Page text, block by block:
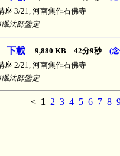
座 3/21, 河南焦作石佛寺
法師鑒定
下載 9,880 KB 42分9秒 (
座 2/21, 河南焦作石佛寺
法師鑒定
< 1 2 3 4 5 6 7 8